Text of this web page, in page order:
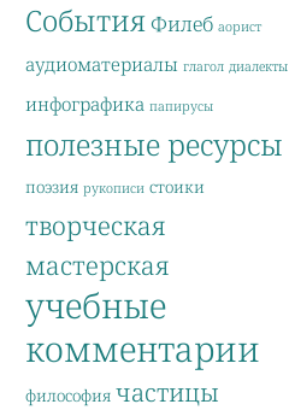
События Филеб аорист
аудиоматериалы глагол диалекты
инфографика папирусы
полезные ресурсы
поэзия рукописи стоики
творческая
мастерская
учебные
комментарии
философия частицы